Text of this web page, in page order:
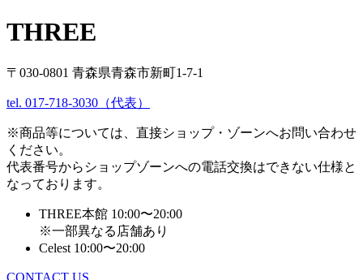
THREE
〒030-0801 青森県青森市新町1-7-1
tel. 017-718-3030（代表）
※商品等については、直接ショップ・ゾーンへお問い合わせ
ください。
代表番号からショップゾーンへの電話交換はできない仕様と
なっております。
THREE本館 10:00〜20:00
※一部異なる店舗あり
Celest 10:00〜20:00
CONTACT US